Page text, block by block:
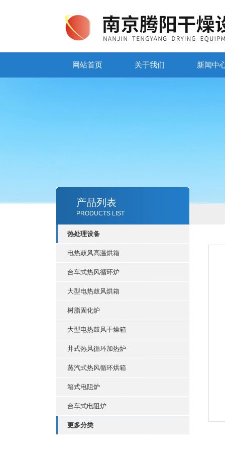
网站首页 关于我们 新闻中
产品列表
PRODUCTS LIST
热处理设备
电热鼓风高温烘箱
台车式热风循环炉
大型电热鼓风烘箱
树脂固化炉
大型电热鼓风干燥箱
井式热风循环加热炉
蒸汽式热风循环烘箱
箱式电阻炉
台车式电阻炉
更多分类